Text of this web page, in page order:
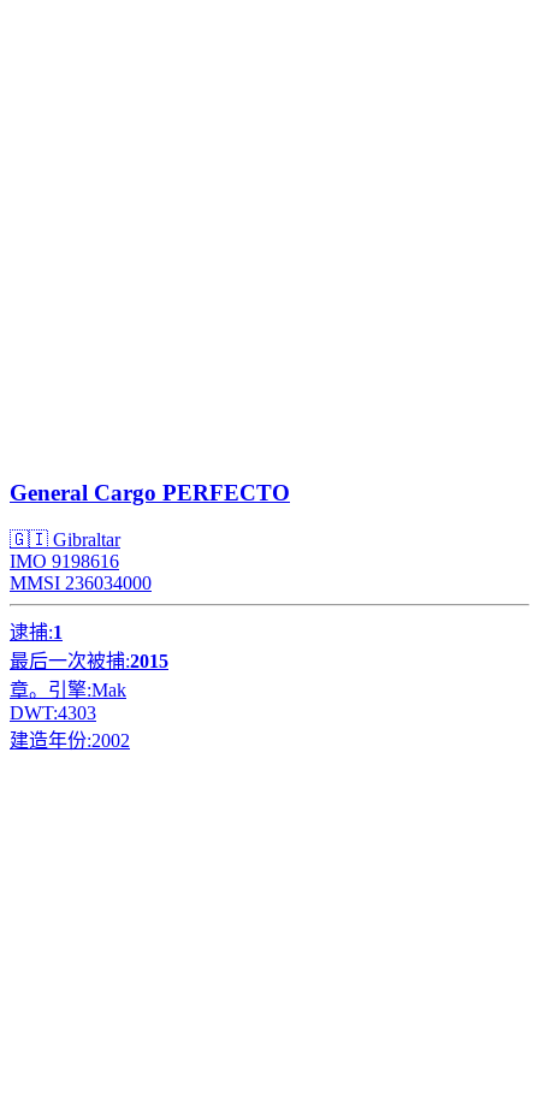
General Cargo PERFECTO
🇬🇮 Gibraltar
IMO 9198616
MMSI 236034000
逮捕:1
最后一次被捕:2015
章。引擎:Mak
DWT:4303
建造年份:2002